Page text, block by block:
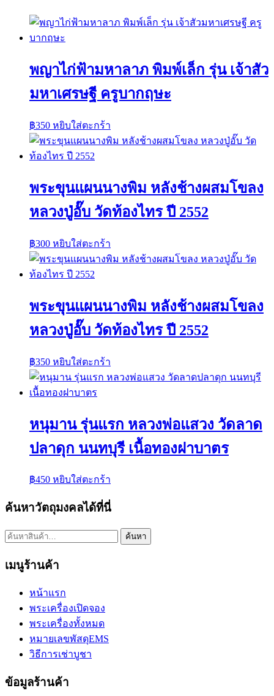
พญาไก่ฟ้ามหาลาภ พิมพ์เล็ก รุ่น เจ้าสัว
มหาเศรษฐี ครูบากฤษะ
฿350 หยิบใส่ตะกร้า
พระขุนแผนนางพิม หลังช้างผสมโขลง
หลวงปู่อั๊บ วัดท้องไทร ปี 2552
฿300 หยิบใส่ตะกร้า
พระขุนแผนนางพิม หลังช้างผสมโขลง
หลวงปู่อั๊บ วัดท้องไทร ปี 2552
฿350 หยิบใส่ตะกร้า
หนุมาน รุ่นแรก หลวงพ่อแสวง วัดลาด
ปลาดุก นนทบุรี เนื้อทองฝาบาตร
฿450 หยิบใส่ตะกร้า
ค้นหาวัตถุมงคลได้ที่นี่
ค้นหา: ค้นหา
เมนูร้านค้า
หน้าแรก
พระเครื่องเปิดจอง
พระเครื่องทั้งหมด
หมายเลขพัสดุEMS
วิธีการเช่าบูชา
ข้อมูลร้านค้า